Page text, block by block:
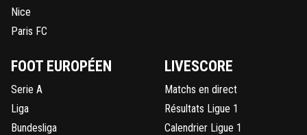
Nice
Paris FC
FOOT EUROPÉEN
Serie A
Liga
Bundesliga
LIVESCORE
Matchs en direct
Résultats Ligue 1
Calendrier Ligue 1